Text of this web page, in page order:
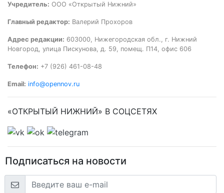
Учредитель: ООО «Открытый Нижний»
Главный редактор: Валерий Прохоров
Адрес редакции: 603000, Нижегородская обл., г. Нижний
Новгород, улица Пискунова, д. 59, помещ. П14, офис 606
Телефон: +7 (926) 461-08-48
Email: info@opennov.ru
«ОТКРЫТЫЙ НИЖНИЙ» В СОЦСЕТЯХ
Подписаться на новости